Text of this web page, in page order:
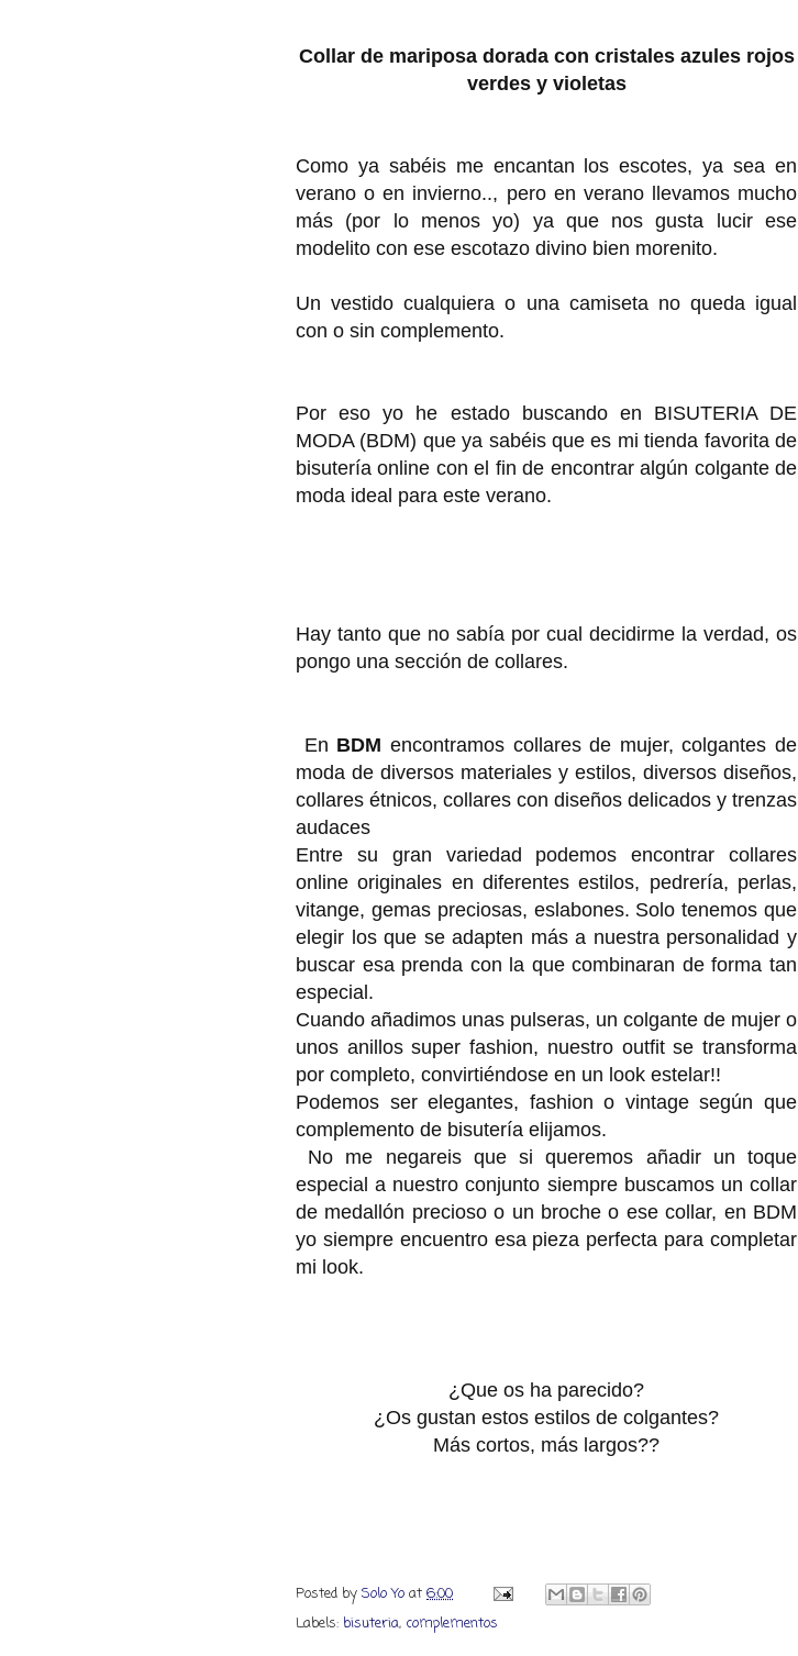
Collar de mariposa dorada con cristales azules rojos
verdes y violetas
Como ya sabéis me encantan los escotes, ya sea en
verano o en invierno.., pero en verano llevamos mucho
más (por lo menos yo) ya que nos gusta lucir ese
modelito con ese escotazo divino bien morenito.
Un vestido cualquiera o una camiseta no queda igual
con o sin complemento.
Por eso yo he estado buscando en BISUTERIA DE
MODA (BDM) que ya sabéis que es mi tienda favorita de
bisutería online con el fin de encontrar algún colgante de
moda ideal para este verano.
Hay tanto que no sabía por cual decidirme la verdad, os
pongo una sección de collares.
En BDM encontramos collares de mujer, colgantes de
moda de diversos materiales y estilos, diversos diseños,
collares étnicos, collares con diseños delicados y trenzas
audaces
Entre su gran variedad podemos encontrar collares
online originales en diferentes estilos, pedrería, perlas,
vitange, gemas preciosas, eslabones. Solo tenemos que
elegir los que se adapten más a nuestra personalidad y
buscar esa prenda con la que combinaran de forma tan
especial.
Cuando añadimos unas pulseras, un colgante de mujer o
unos anillos super fashion, nuestro outfit se transforma
por completo, convirtiéndose en un look estelar!!
Podemos ser elegantes, fashion o vintage según que
complemento de bisutería elijamos.
No me negareis que si queremos añadir un toque
especial a nuestro conjunto siempre buscamos un collar
de medallón precioso o un broche o ese collar, en BDM
yo siempre encuentro esa pieza perfecta para completar
mi look.
¿Que os ha parecido?
¿Os gustan estos estilos de colgantes?
Más cortos, más largos??
Posted by Solo Yo at 6:00
Labels: bisuteria, complementos